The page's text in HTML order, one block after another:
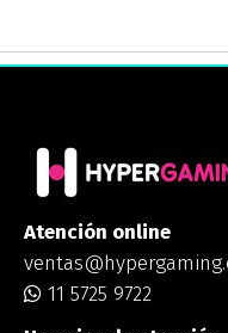
Atención online
11 5725 9722